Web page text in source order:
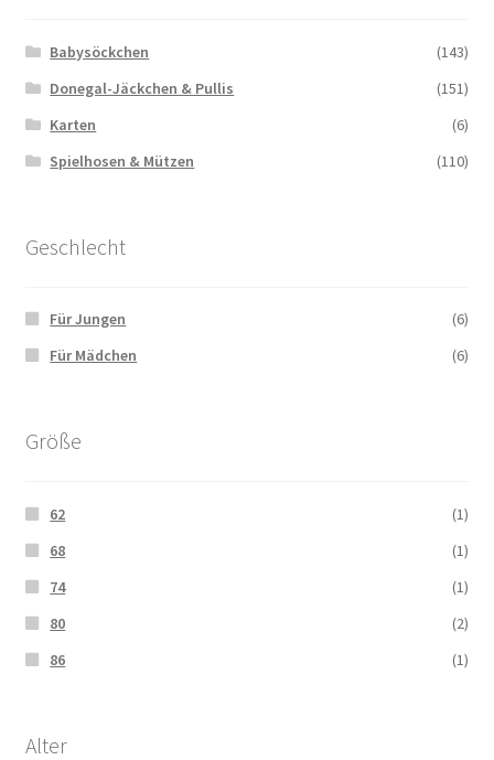
Babysöckchen
(143)
Donegal-Jäckchen & Pullis
(151)
Karten
(6)
Spielhosen & Mützen
(110)
Geschlecht
Für Jungen
(6)
Für Mädchen
(6)
Größe
62
(1)
68
(1)
74
(1)
80
(2)
86
(1)
Alter